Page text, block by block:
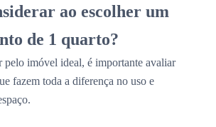
ao escolher um
de 1 quarto?
pelo imóvel ideal, é importante avaliar
fazem toda a diferença no uso e